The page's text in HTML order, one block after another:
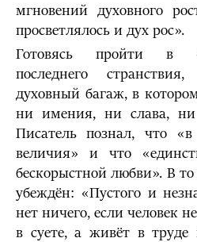
мгновений духовного
просветлялось и дух рос».
Готовясь пройти в
последнего
духовный багаж, в
ни имения, ни слава, ни
Писатель познал, что
величия» и что
бескорыстной любви». В
убеждён: «Пустого и
нет ничего, если человек
в суете, а живёт в